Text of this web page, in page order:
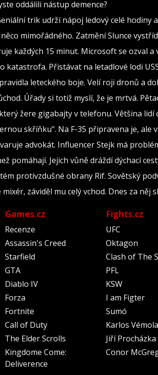
oddálili nástup demence?
trik udrží nápoj ledový celé hodiny
mimořádného. Zatmění Slunce
každých 15 minut. Microsoft se ozval a
katastrofa. Přistávat na letadlové lodi
leteckého boje. Velí roji dronů a
Úřady si totiž myslí, že je mrtvá.
žere gigabajty v telefonu. Většina
skříňku". Na F-35 připravena je, ale
advokát. Influencer Stejk má
pomáhají. Jejich vůně dráždí dýchací
protivzdušné obrany Rif. Sovětský
záviděl mu celý vchod. Dnes za něj
Games.cz
Recenze
Assassin's Creed
Starfield
GTA
Diablo IV
Forza
Fortnite
Call of Duty
The Elder Scrolls
Kingdome Come:
Deliverence
Fights.cz
UFC
Oktagon
Clash of The
PFL
KSW
I am Figter
Sumó
Karlos Vémola
Jiří Procházka
Conor